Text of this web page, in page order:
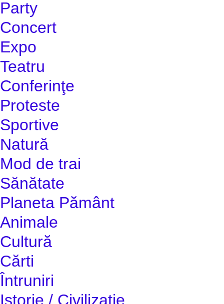
Party
Concert
Expo
Teatru
Conferinţe
Proteste
Sportive
Natură
Mod de trai
Sănătate
Planeta Pământ
Animale
Cultură
Cărti
Întruniri
Istorie / Civilizaţie